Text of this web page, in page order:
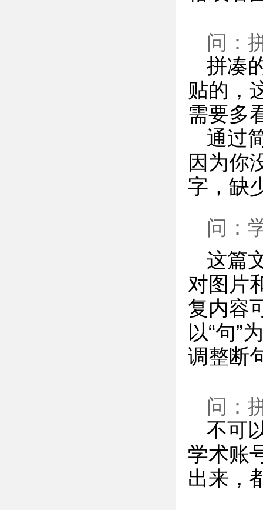
问：
拼凑
贴的，
需要多
通过
因为你
字，缺
问：
这篇
对图片
复内容
以“句”
调整断
问：
不可
学术账
出来，